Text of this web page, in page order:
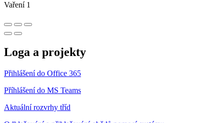
Vaření 1
Loga a projekty
Přihlášení do Office 365
Příhlášení do MS Teams
Aktuální rozvrhy tříd